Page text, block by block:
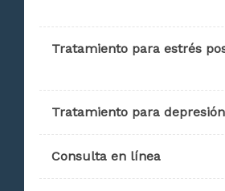
Tratamiento para estrés
Tratamiento para depresión
Consulta en línea